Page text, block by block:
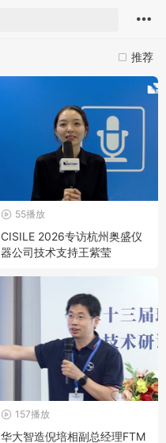
推荐
55播放
CISILE 2026专访杭州奥盛仪
器公司技术支持王紫莹
157播放
华大智造倪培相副总经理FTM